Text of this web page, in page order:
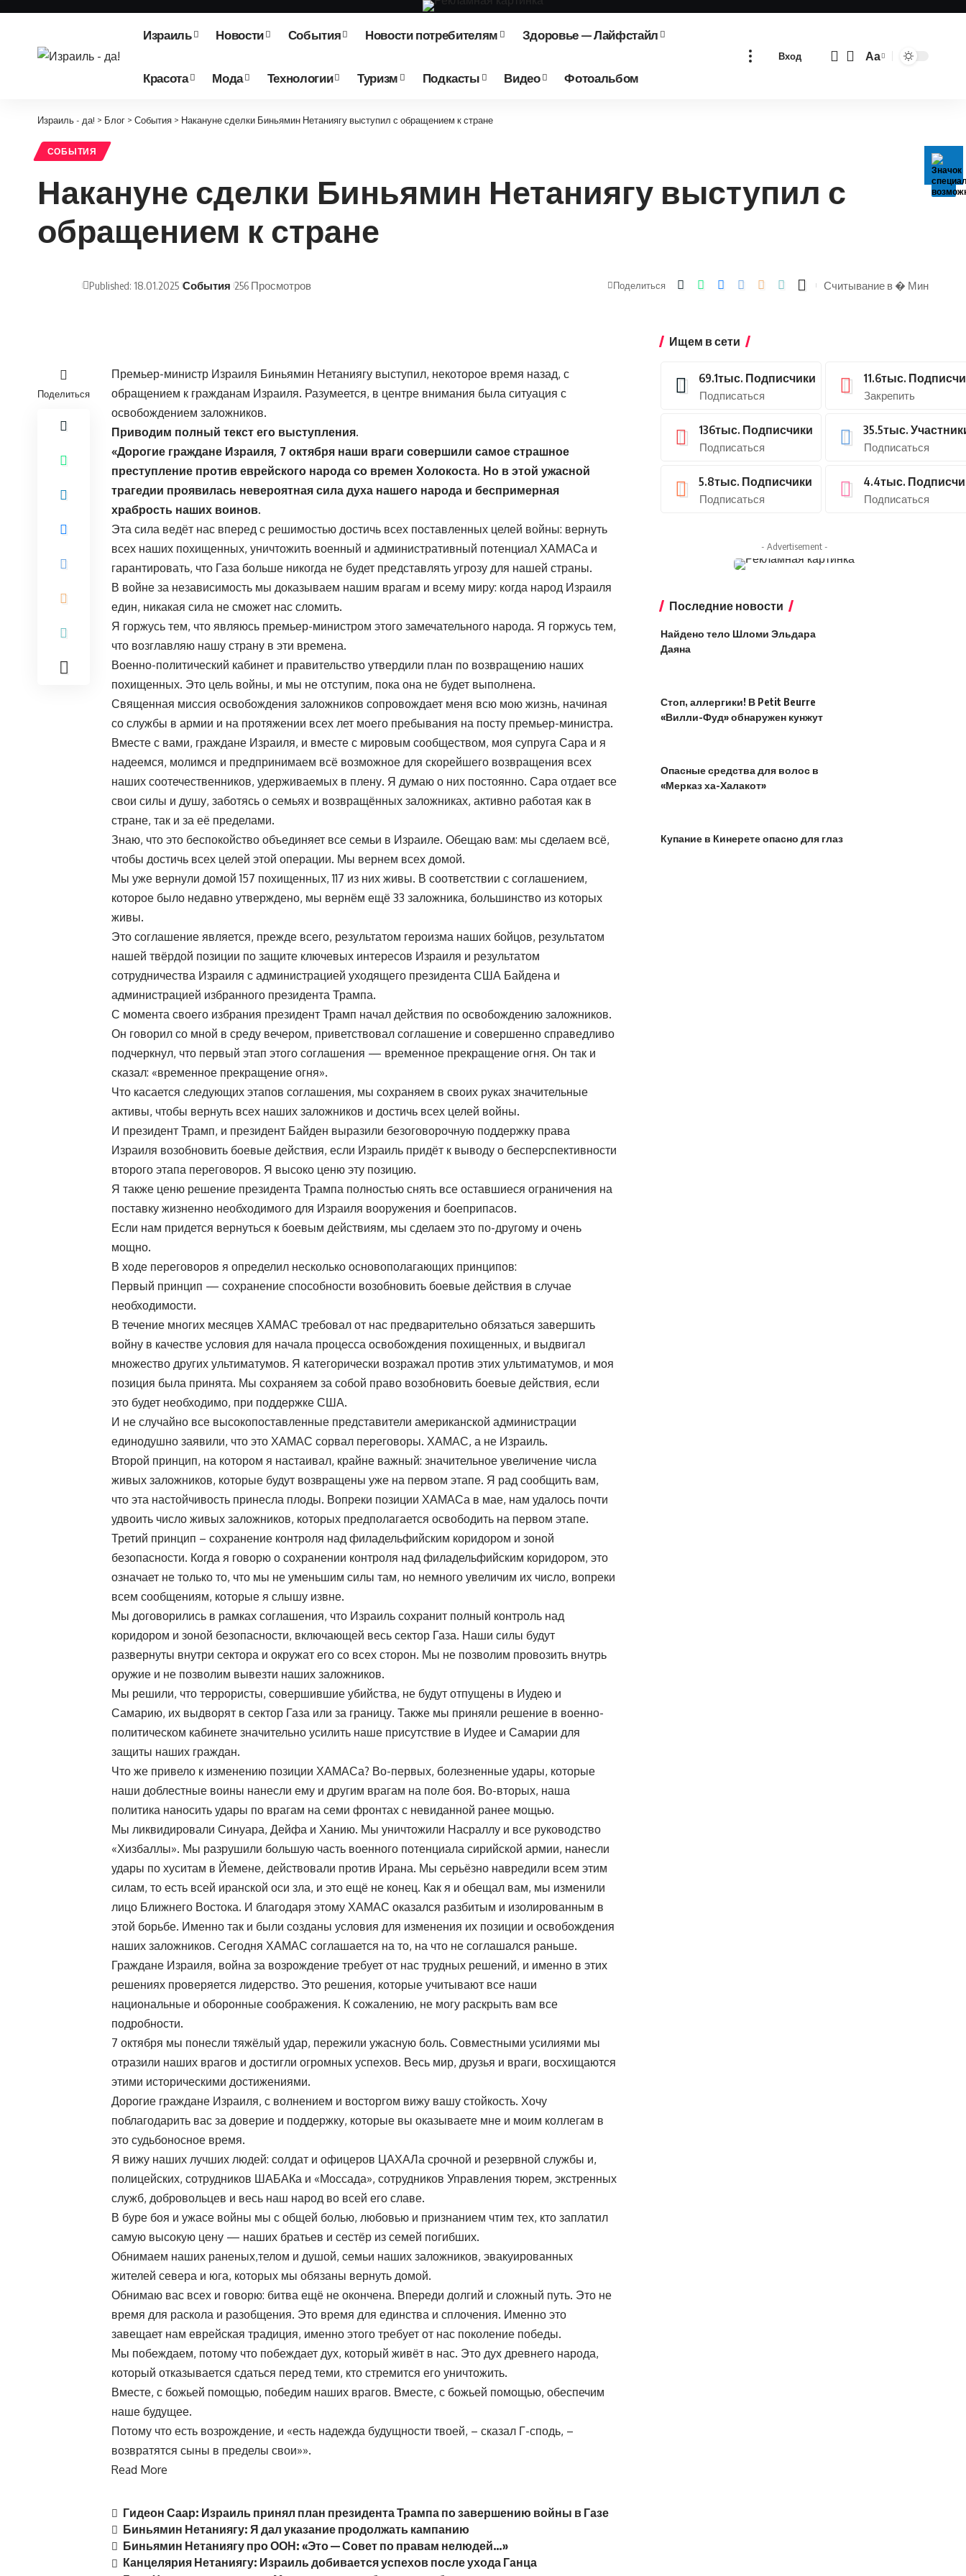
Израиль Новости События Новости потребителям Здоровье — Лайфстайл
Красота Мода Технологии Туризм Подкасты Видео Фотоальбом
Вход
Изменение
Аа
Израиль - да! > Блог > События > Накануне сделки Биньямин Нетаниягу выступил с обращением к стране
СОБЫТИЯ
Накануне сделки Биньямин Нетаниягу выступил с
обращением к стране
Published: 18.01.2025 События 256 Просмотров Поделиться Считывание в � Мин
Поделиться
Премьер-министр Израиля Биньямин Нетаниягу выступил, некоторое время назад, с
обращением к гражданам Израиля. Разумеется, в центре внимания была ситуация с
освобождением заложников.
Приводим полный текст его выступления.
«Дорогие граждане Израиля, 7 октября наши враги совершили самое страшное
преступление против еврейского народа со времен Холокоста. Но в этой ужасной
трагедии проявилась невероятная сила духа нашего народа и беспримерная
храбрость наших воинов.
Эта сила ведёт нас вперед с решимостью достичь всех поставленных целей войны: вернуть
всех наших похищенных, уничтожить военный и административный потенциал ХАМАСа и
гарантировать, что Газа больше никогда не будет представлять угрозу для нашей страны.
В войне за независимость мы доказываем нашим врагам и всему миру: когда народ Израиля
един, никакая сила не сможет нас сломить.
Я горжусь тем, что являюсь премьер-министром этого замечательного народа. Я горжусь тем,
что возглавляю нашу страну в эти времена.
Военно-политический кабинет и правительство утвердили план по возвращению наших
похищенных. Это цель войны, и мы не отступим, пока она не будет выполнена.
Священная миссия освобождения заложников сопровождает меня всю мою жизнь, начиная
со службы в армии и на протяжении всех лет моего пребывания на посту премьер-министра.
Вместе с вами, граждане Израиля, и вместе с мировым сообществом, моя супруга Сара и я
надеемся, молимся и предпринимаем всё возможное для скорейшего возвращения всех
наших соотечественников, удерживаемых в плену. Я думаю о них постоянно. Сара отдает все
свои силы и душу, заботясь о семьях и возвращённых заложниках, активно работая как в
стране, так и за её пределами.
Знаю, что это беспокойство объединяет все семьи в Израиле. Обещаю вам: мы сделаем всё,
чтобы достичь всех целей этой операции. Мы вернем всех домой.
Мы уже вернули домой 157 похищенных, 117 из них живы. В соответствии с соглашением,
которое было недавно утверждено, мы вернём ещё 33 заложника, большинство из которых
живы.
Это соглашение является, прежде всего, результатом героизма наших бойцов, результатом
нашей твёрдой позиции по защите ключевых интересов Израиля и результатом
сотрудничества Израиля с администрацией уходящего президента США Байдена и
администрацией избранного президента Трампа.
С момента своего избрания президент Трамп начал действия по освобождению заложников.
Он говорил со мной в среду вечером, приветствовал соглашение и совершенно справедливо
подчеркнул, что первый этап этого соглашения — временное прекращение огня. Он так и
сказал: «временное прекращение огня».
Что касается следующих этапов соглашения, мы сохраняем в своих руках значительные
активы, чтобы вернуть всех наших заложников и достичь всех целей войны.
И президент Трамп, и президент Байден выразили безоговорочную поддержку права
Израиля возобновить боевые действия, если Израиль придёт к выводу о бесперспективности
второго этапа переговоров. Я высоко ценю эту позицию.
Я также ценю решение президента Трампа полностью снять все оставшиеся ограничения на
поставку жизненно необходимого для Израиля вооружения и боеприпасов.
Если нам придется вернуться к боевым действиям, мы сделаем это по-другому и очень
мощно.
В ходе переговоров я определил несколько основополагающих принципов:
Первый принцип — сохранение способности возобновить боевые действия в случае
необходимости.
В течение многих месяцев ХАМАС требовал от нас предварительно обязаться завершить
войну в качестве условия для начала процесса освобождения похищенных, и выдвигал
множество других ультиматумов. Я категорически возражал против этих ультиматумов, и моя
позиция была принята. Мы сохраняем за собой право возобновить боевые действия, если
это будет необходимо, при поддержке США.
И не случайно все высокопоставленные представители американской администрации
единодушно заявили, что это ХАМАС сорвал переговоры. ХАМАС, а не Израиль.
Второй принцип, на котором я настаивал, крайне важный: значительное увеличение числа
живых заложников, которые будут возвращены уже на первом этапе. Я рад сообщить вам,
что эта настойчивость принесла плоды. Вопреки позиции ХАМАСа в мае, нам удалось почти
удвоить число живых заложников, которых предполагается освободить на первом этапе.
Третий принцип – сохранение контроля над филадельфийским коридором и зоной
безопасности. Когда я говорю о сохранении контроля над филадельфийским коридором, это
означает не только то, что мы не уменьшим силы там, но немного увеличим их число, вопреки
всем сообщениям, которые я слышу извне.
Мы договорились в рамках соглашения, что Израиль сохранит полный контроль над
коридором и зоной безопасности, включающей весь сектор Газа. Наши силы будут
развернуты внутри сектора и окружат его со всех сторон. Мы не позволим провозить внутрь
оружие и не позволим вывезти наших заложников.
Мы решили, что террористы, совершившие убийства, не будут отпущены в Иудею и
Самарию, их выдворят в сектор Газа или за границу. Также мы приняли решение в военно-
политическом кабинете значительно усилить наше присутствие в Иудее и Самарии для
защиты наших граждан.
Что же привело к изменению позиции ХАМАСа? Во-первых, болезненные удары, которые
наши доблестные воины нанесли ему и другим врагам на поле боя. Во-вторых, наша
политика наносить удары по врагам на семи фронтах с невиданной ранее мощью.
Мы ликвидировали Синуара, Дейфа и Ханию. Мы уничтожили Насраллу и все руководство
«Хизбаллы». Мы разрушили большую часть военного потенциала сирийской армии, нанесли
удары по хуситам в Йемене, действовали против Ирана. Мы серьёзно навредили всем этим
силам, то есть всей иранской оси зла, и это ещё не конец. Как я и обещал вам, мы изменили
лицо Ближнего Востока. И благодаря этому ХАМАС оказался разбитым и изолированным в
этой борьбе. Именно так и были созданы условия для изменения их позиции и освобождения
наших заложников. Сегодня ХАМАС соглашается на то, на что не соглашался раньше.
Граждане Израиля, война за возрождение требует от нас трудных решений, и именно в этих
решениях проверяется лидерство. Это решения, которые учитывают все наши
национальные и оборонные соображения. К сожалению, не могу раскрыть вам все
подробности.
7 октября мы понесли тяжёлый удар, пережили ужасную боль. Совместными усилиями мы
отразили наших врагов и достигли огромных успехов. Весь мир, друзья и враги, восхищаются
этими историческими достижениями.
Дорогие граждане Израиля, с волнением и восторгом вижу вашу стойкость. Хочу
поблагодарить вас за доверие и поддержку, которые вы оказываете мне и моим коллегам в
это судьбоносное время.
Я вижу наших лучших людей: солдат и офицеров ЦАХАЛа срочной и резервной службы и,
полицейских, сотрудников ШАБАКа и «Моссада», сотрудников Управления тюрем, экстренных
служб, добровольцев и весь наш народ во всей его славе.
В буре боя и ужасе войны мы с общей болью, любовью и признанием чтим тех, кто заплатил
самую высокую цену — наших братьев и сестёр из семей погибших.
Обнимаем наших раненых,телом и душой, семьи наших заложников, эвакуированных
жителей севера и юга, которых мы обязаны вернуть домой.
Обнимаю вас всех и говорю: битва ещё не окончена. Впереди долгий и сложный путь. Это не
время для раскола и разобщения. Это время для единства и сплочения. Именно это
завещает нам еврейская традиция, именно этого требует от нас поколение победы.
Мы побеждаем, потому что побеждает дух, который живёт в нас. Это дух древнего народа,
который отказывается сдаться перед теми, кто стремится его уничтожить.
Вместе, с божьей помощью, победим наших врагов. Вместе, с божьей помощью, обеспечим
наше будущее.
Потому что есть возрождение, и «есть надежда будущности твоей, – сказал Г-сподь, –
возвратятся сыны в пределы свои»».
Read More
Гидеон Саар: Израиль принял план президента Трампа по завершению войны в Газе
Биньямин Нетаниягу: Я дал указание продолжать кампанию
Биньямин Нетаниягу про ООН: «Это — Совет по правам нелюдей…»
Канцелярия Нетаниягу: Израиль добивается успехов после ухода Ганца
Ищем в сети
69.1тыс. Подписчики
Подписаться
11.6тыс.
Закрепить
136тыс. Подписчики
Подписаться
35.5тыс.
Подписаться
5.8тыс. Подписчики
Подписаться
4.4тыс.
Подписаться
- Advertisement -
Последние новости
Найдено тело Шломи Эльдара
Даяна
Стоп, аллергики! В Petit Beurre
«Вилли-Фуд» обнаружен кунжут
Опасные средства для волос в
«Мерказ ха-Халакот»
Купание в Кинерете опасно для глаз